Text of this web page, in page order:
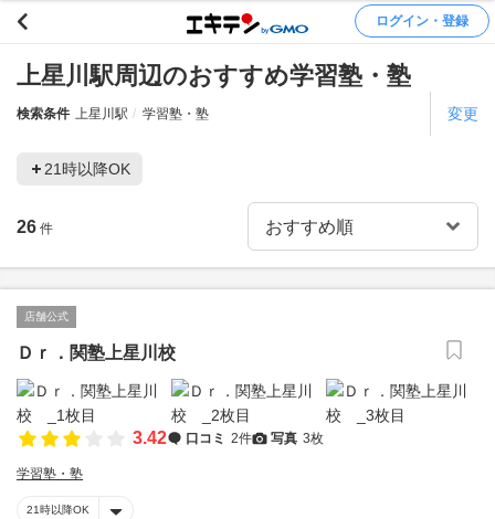
ログイン・登録
上星川駅周辺のおすすめ学習塾・塾
検索条件 上星川駅 学習塾・塾 変更
21時以降OK
26 件
店舗公式
Ｄｒ．関塾上星川校
3.42 口コミ 2件 写真 3枚
学習塾・塾
21時以降OK